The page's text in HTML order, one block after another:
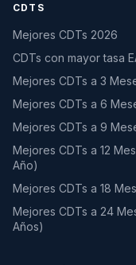
CDTS
Mejores CDTs 2026
CDTs con mayor tasa
Mejores CDTs a 3
Mejores CDTs a 6
Mejores CDTs a 9
Mejores CDTs a 12
Año)
Mejores CDTs a 18
Mejores CDTs a 24
Años)